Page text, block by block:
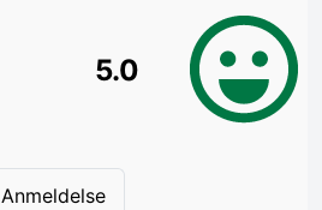
5.0
Anmeldelse